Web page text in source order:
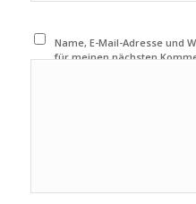
Name, E-Mail-Adresse und
für meinen nächsten